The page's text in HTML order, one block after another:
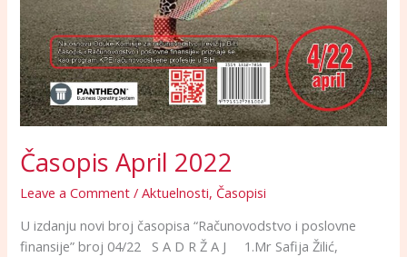
Časopis April 2022
Leave a Comment /Aktuelnosti, Časopisi
U izdanju novi broj časopisa “Računovodstvo i poslovne
finansije” broj 04/22 S A D R Ž A J 1.Mr Safija Žilić,